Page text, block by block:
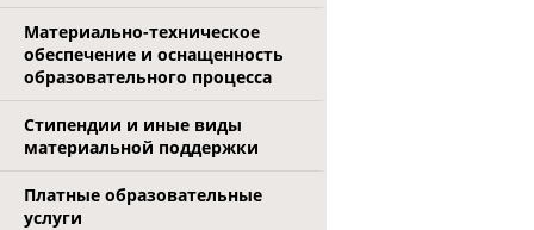
Материально-техническое
обеспечение и оснащенность
образовательного процесса
Стипендии и иные виды
материальной поддержки
Платные образовательные
услуги